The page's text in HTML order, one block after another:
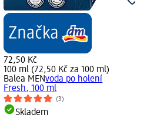
72,50 Kč
100 ml (72,50 Kč za 100 ml)
Balea MENvoda po holení
Fresh, 100 ml
(3)
Skladem